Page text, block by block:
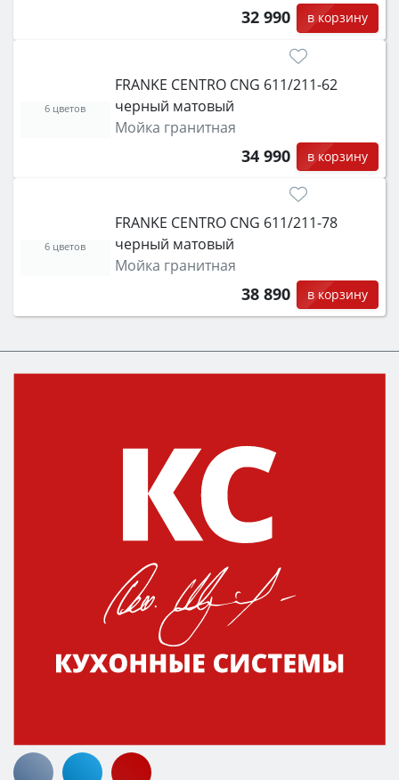
32 990 в корзину
FRANKE CENTRO CNG 611/211-62
черный матовый
Мойка гранитная
34 990 в корзину
6 цветов
FRANKE CENTRO CNG 611/211-78
черный матовый
Мойка гранитная
38 890 в корзину
6 цветов